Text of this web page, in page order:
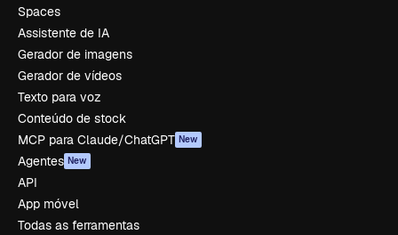
Spaces
Assistente de IA
Gerador de imagens
Gerador de vídeos
Texto para voz
Conteúdo de stock
MCP para Claude/ChatGPT New
Agentes New
API
App móvel
Todas as ferramentas